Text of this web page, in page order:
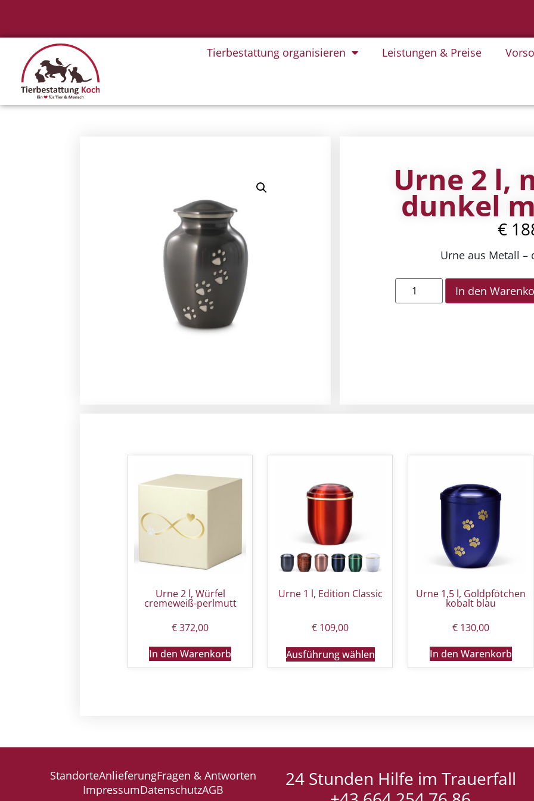
Tierbestattung organisieren Leistungen & Preise
Urne 2 l,
dunkel
€
Urne aus Metall –
In den
Urne 2 l, Würfel
cremeweiß-perlmutt
€372,00
In den Warenkorb
Urne 1 l, Edition Classic
€ 109,00
Ausführung wählen
Urne 1,5 l, Goldpfötchen
kobalt blau
€130,00
In den Warenkorb
StandorteAnlieferungFragen & Antworten
ImpressumDatenschutzAGB
24 Stunden Hilfe im Trauerfall